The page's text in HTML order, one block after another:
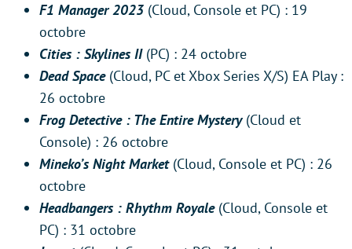
F1 Manager 2023 (Cloud, Console et PC) : 19
octobre
Cities : Skylines II (PC) : 24 octobre
Dead Space(Cloud, PC et Xbox Series X/S) EA Play :
26 octobre
Frog Detective : The Entire Mystery (Cloud et
Console) : 26 octobre
Mineko’s Night Market (Cloud, Console et PC) : 26
octobre
Headbangers : Rhythm Royale (Cloud, Console et
PC) : 31 octobre